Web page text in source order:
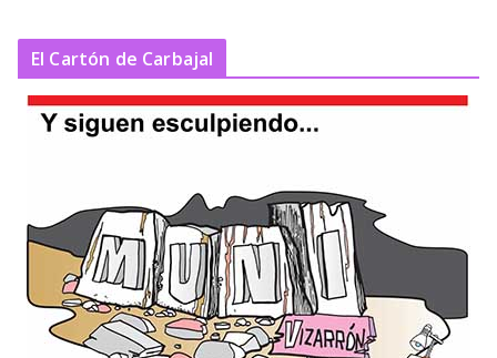
El Cartón de Carbajal